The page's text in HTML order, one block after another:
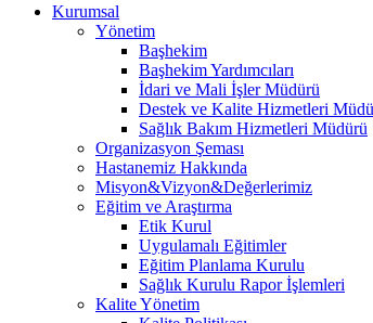
Kurumsal
Yönetim
Başhekim
Başhekim Yardımcıları
İdari ve Mali İşler Müdürü
Destek ve Kalite Hizmetleri
Sağlık Bakım Hizmetleri Müdürü
Organizasyon Şeması
Hastanemiz Hakkında
Misyon&Vizyon&Değerlerimiz
Eğitim ve Araştırma
Etik Kurul
Uygulamalı Eğitimler
Eğitim Planlama Kurulu
Sağlık Kurulu Rapor İşlemleri
Kalite Yönetim